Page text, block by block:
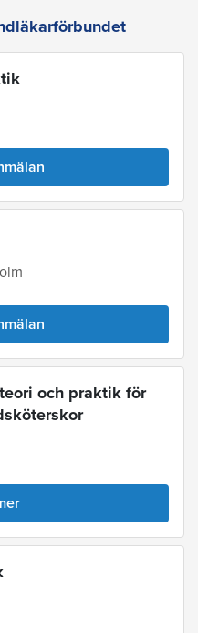
och praktik för